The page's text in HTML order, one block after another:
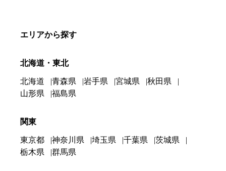
エリアから探す
北海道・東北
北海道 青森県 岩手県 宮城県
秋田県
山形県
福島県
関東
東京都 神奈川県 埼玉県 千葉県
茨城県
栃木県
群馬県